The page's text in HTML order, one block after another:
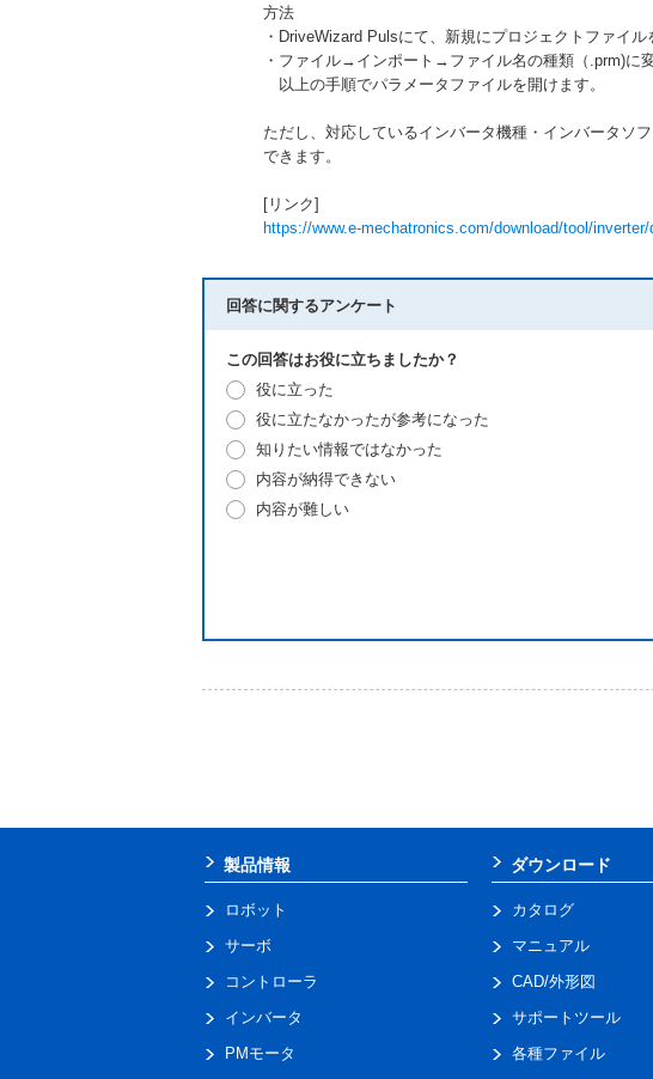
方法
・DriveWizard Pulsにて、新規にプロジェクトファイル
・ファイル→インポート→ファイル名の種類（.prm)に
以上の手順でパラメータファイルを開けます。
ただし、対応しているインバータ機種・インバータソ
できます。
[リンク]
https://www.e-mechatronics.com/download/tool/
回答に関するアンケート
この回答はお役に立ちましたか？
役に立った
役に立たなかったが参考になった
知りたい情報ではなかった
内容が納得できない
内容が難しい
製品情報
ロボット
サーボ
コントローラ
インバータ
PMモータ
ダウンロード
カタログ
マニュアル
CAD/外形図
サポートツール
各種ファイル